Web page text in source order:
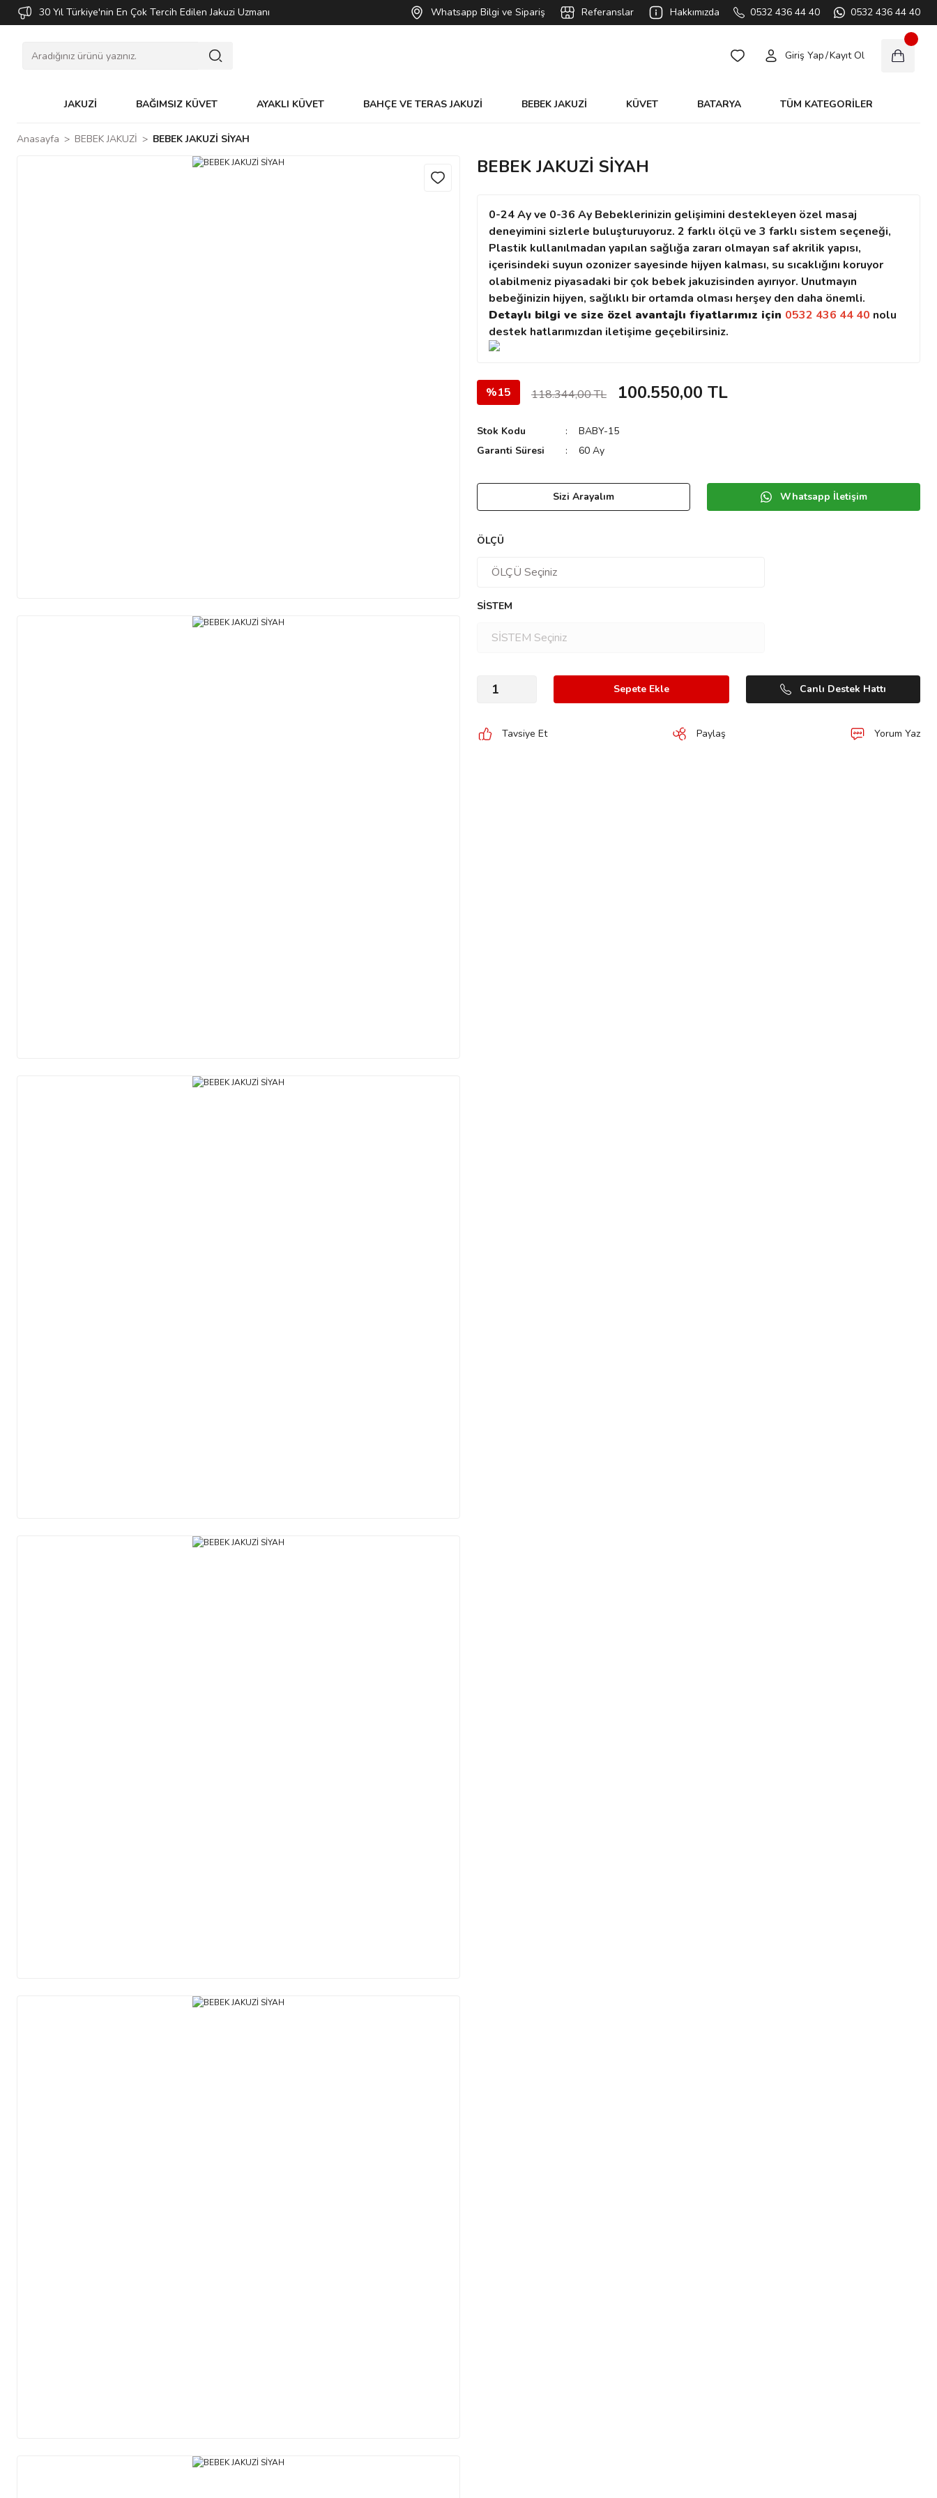
30 Yıl Türkiye'nin En Çok Tercih Edilen Jakuzi Uzmanı Whatsapp Bilgi ve Sipariş Referanslar Hakkımızda 0532 436 44 40 0532 436 44 40
Giriş Yap/Kayıt Ol
JAKUZİ BAĞIMSIZ KÜVET AYAKLI KÜVET BAHÇE VE TERAS JAKUZİ BEBEK JAKUZİ KÜVET BATARYA TÜM KATEGORİLER
Anasayfa BEBEK JAKUZİ BEBEK JAKUZİ SİYAH
BEBEK JAKUZİ SİYAH
0-24 Ay ve 0-36 Ay Bebeklerinizin gelişimini destekleyen özel masaj
deneyimini sizlerle buluşturuyoruz. 2 farklı ölçü ve 3 farklı sistem seçeneği,
Plastik kullanılmadan yapılan sağlığa zararı olmayan saf akrilik yapısı,
içerisindeki suyun ozonizer sayesinde hijyen kalması, su sıcaklığını koruyor
olabilmeniz piyasadaki bir çok bebek jakuzisinden ayırıyor. Unutmayın
bebeğinizin hijyen, sağlıklı bir ortamda olması herşey den daha önemli.
Detaylı bilgi ve size özel avantajlı fiyatlarımız için 0532 436 44 40 nolu
destek hatlarımızdan iletişime geçebilirsiniz.
%15 118.344,00 TL 100.550,00 TL
Stok Kodu
BABY-15
Garanti Süresi
60 Ay
Sizi Arayalım Whatsapp İletişim
ÖLÇÜ
SİSTEM
Sepete Ekle Canlı Destek Hattı
Tavsiye Et Paylaş Yorum Yaz